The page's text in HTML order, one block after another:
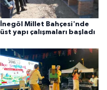
İnegöl Millet Bahçesi'nde
üst yapı çalışmaları başladı